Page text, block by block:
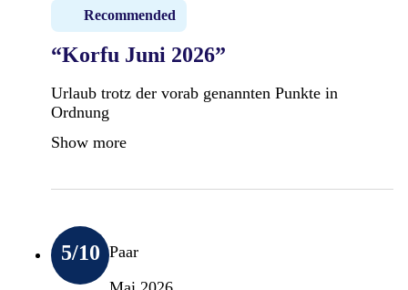
Recommended
“Korfu Juni 2026”
Urlaub trotz der vorab genannten Punkte in
Ordnung
Show more
5/10 Paar